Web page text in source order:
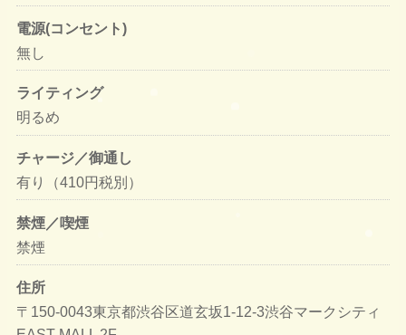
電源(コンセント)
無し
ライティング
明るめ
チャージ／御通し
有り（410円税別）
禁煙／喫煙
禁煙
住所
〒150-0043東京都渋谷区道玄坂1-12-3渋谷マークシティ